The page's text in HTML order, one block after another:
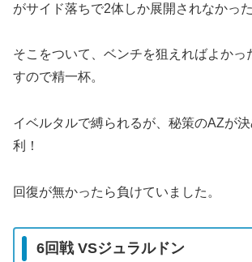
がサイド落ちで2体しか展開されなかった
そこをついて、ベンチを狙えればよかっ
すので精一杯。
イベルタルで縛られるが、秘策のAZが
利！
回復が無かったら負けていました。
6回戦 VSジュラルドン